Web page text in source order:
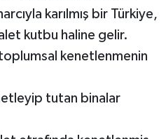
karılmış bir Türkiye,
kutbu haline gelir.
kenetlenmenin
tutan binalar